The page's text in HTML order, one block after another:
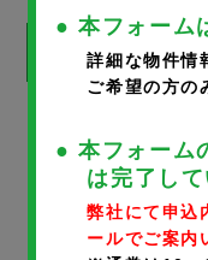
物件名
ハイムホンダ1
● 本フォーム
詳細な物件情
ご希望の方の
● 本フォーム
は完了して
弊社にて申込
ールでご案内